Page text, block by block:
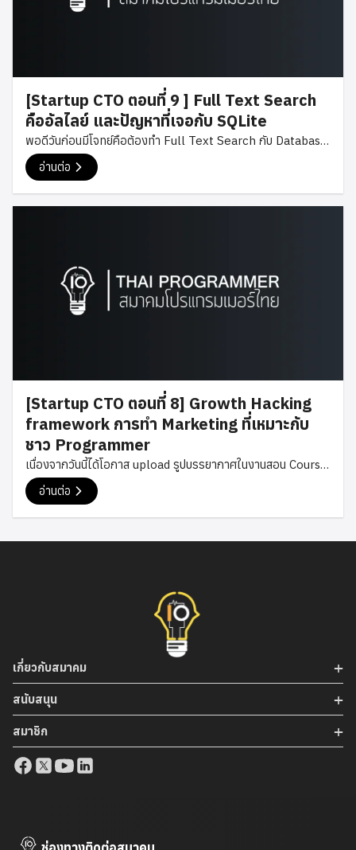
https://www.slideshare.net/supasate/how-to-get-
ให้เปลี่ยนไปใช้คำว่าเคารพเมียแทนนะครับ) ก็เลยมองหาว่าถ้าต้อง
ไปแล้วก็อยากทำงานกับบริษัทที่มีอย่างน้อย 4 ใน 7 คุณสมบัติต่อไป
นี้ เป็นองค์กรที่มี Engineering Culture เป็นองค์กรที่มีสภาพ
แวดล้อมเหมาะแก่การพัฒนาตัวเอง เปิดโอกาสให้ลองสิ่งใหม่ๆที่
สนใจ เป็นองค์กรที่เต็มไปด้วยคนที่เก่งกว่าเรา เป็นองค์กรที่ผมชอบ
ใช้ผลิตภัณฑ์ของเค้า เป็นองค์กรที่เน้นด้านการศึกษา เป็นองค์กรที่
ไม่สามารถเข้าอเมริกาได้ แต่ก็ได้งานที่ Facebook สาขาสิงคโปร์
แทน โดยกว่าจะได้งานใช้เวลาเกือบ 1 ปี (รู้ผลว่าผ่านคือ […]
[Startup CTO ตอนที่ 9 ] Full Text Search
คืออัลไลย์ และปัญหาที่เจอกับ SQLite
พอดีวันก่อนมีโจทย์คือต้องทำ Full Text Search กับ Database
บน SQLite เนื่องจากจะต้องเขียน app บน Android และ iOS เพื่อ
ทำการค้นหาโดยชื่อจาก List ของ Contact ราวๆ 5000 กว่า
Contact เลยเอาเรื่องนี้มาแชร์เป็นความรู้คร่าวๆ กันครับ เดี๋ยวจะ
contain (คือชื่อมี da เป็นส่วนหนึ่งของชื่อนั้นๆ ) ปกติการค้นหาทั่ว
ใปใน SQL เราก็จะใช้ Select * from contact where
firstname […]
อ่านต่อ
[Startup CTO ตอนที่ 8] Growth Hacking
framework การทำ Marketing ที่เหมาะกับ
ชาว Programmer
เนื่องจากวันนี้ได้โอกาส upload รูปบรรยากาศในงานสอน Course
Startup CTO รุ่นที่ 1 ที่ผ่านมาเข้าหน้า Blog เลยระลึกได้ว่ามี
หลายๆ Concept ที่ผู้มาเรียนยังไม่เคยได้ยินมาก่อน และหนึ่งในนั้น
ก็คือการทำ Growth Hacking ตามหลักการของ Growth
Hacking framework ซึ่ง Concept นี้อาศัยความรู้ 3 ด้าน ดัง
Automation & Engineering ซึ่งนี่แหล่ะคือการทำ Marketing
ที่เหมาะกับ Programmer ที่สุดแล้วครับ โดย Programmer ทุก
คนควรจะได้รู้ถึง Concept นี้จริงๆ จะได้สมกับเป็น “Beyond
Programmer” ตาม Concept ของเว็บ Startup CTO […]
อ่านต่อ
เกี่ยวกับสมาคม
สนับสนุน
สมาชิก